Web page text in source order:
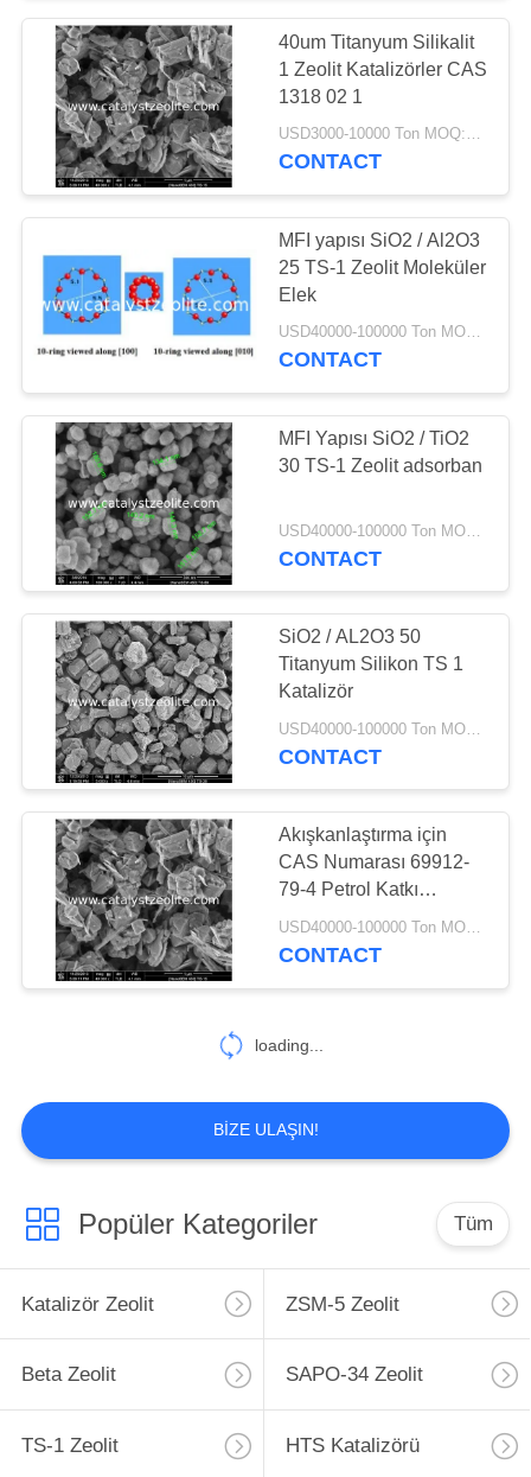
40um Titanyum Silikalit
1 Zeolit ​​Katalizörler CAS
1318 02 1
USD3000-10000 Ton MOQ:1 kg
CONTACT
MFI yapısı SiO2 / Al2O3
25 TS-1 Zeolit ​​Moleküler
Elek
USD40000-100000 Ton MOQ:1 kg
CONTACT
MFI Yapısı SiO2 / TiO2
30 TS-1 Zeolit ​​adsorban
CONTACT
SiO2 / AL2O3 50
Titanyum Silikon TS 1
Katalizör
USD40000-100000 Ton MOQ:1 kg
CONTACT
Akışkanlaştırma için
CAS Numarası 69912-
79-4 Petrol Katkı
Maddeleri Zsm-5 Zeolit
USD40000-100000 Ton MOQ:1 kg
CONTACT
loading...
BIZE ULAŞIN!
Popüler Kategoriler Tüm
Katalizör Zeolit ZSM-5 Zeolit
Beta Zeolit SAPO-34 Zeolit
TS-1 Zeolit HTS Katalizörü